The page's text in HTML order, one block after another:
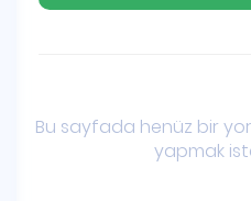
Bu sayfada henüz bir
yapmak